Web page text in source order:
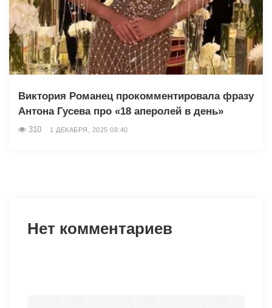
Виктория Романец прокомментировала фразу
Антона Гусева про «18 аперолей в день»
310 1 ДЕКАБРЯ, 2025 08:40
Нет комментариев